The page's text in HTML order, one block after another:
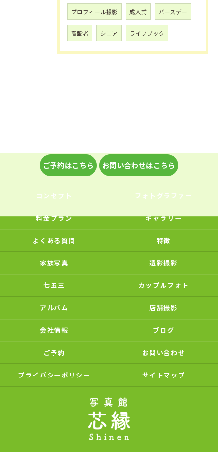
プロフィール撮影 成人式 バースデー
高齢者 シニア ライフブック
ご予約はこちら お問い合わせはこちら
コンセプト フォトグラファー
料金プラン ギャラリー
よくある質問 特徴
家族写真 遺影撮影
七五三 カップルフォト
アルバム 店舗撮影
会社情報 ブログ
ご予約 お問い合わせ
プライバシーポリシー サイトマップ